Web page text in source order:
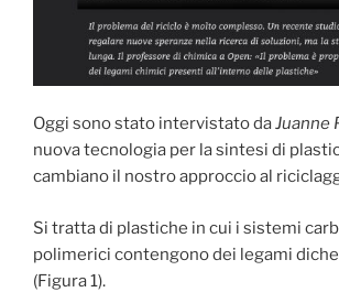
Oggi sono stato intervistato daJuanne
nuova tecnologia per la sintesi di
cambiano il nostro approccio al
Si tratta di plastiche in cui i sistemi
polimerici contengono dei legami
(Figura 1).